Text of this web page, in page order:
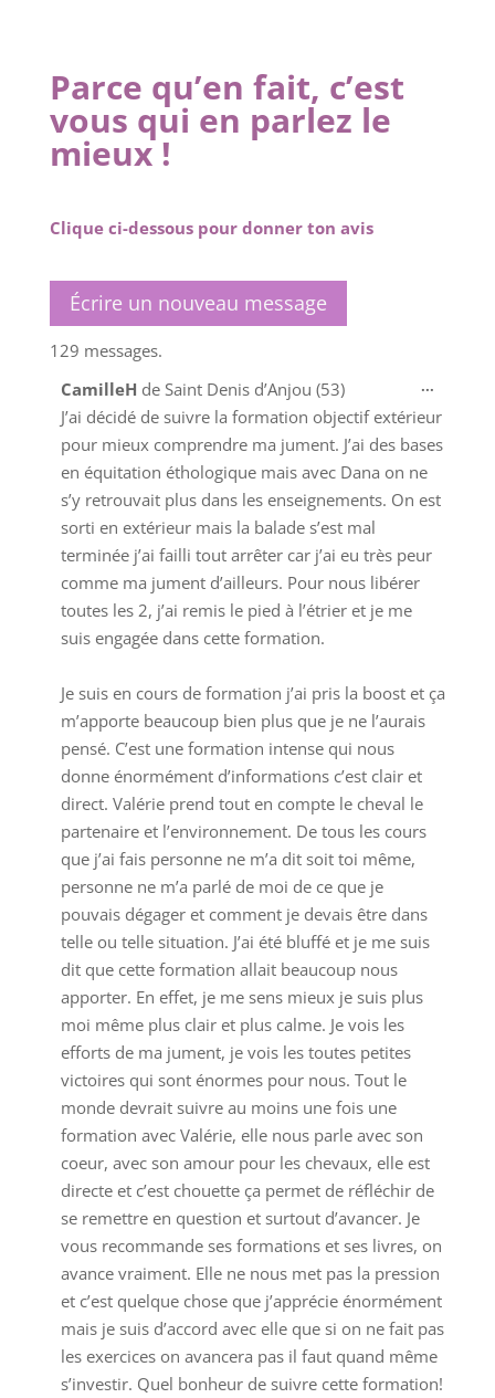
Parce qu’en fait, c’est
vous qui en parlez le
mieux !
Clique ci-dessous pour donner ton avis
129 messages.
CamilleH de Saint Denis d’Anjou (53)
J’ai décidé de suivre la formation objectif extérieur
pour mieux comprendre ma jument. J’ai des bases
en équitation éthologique mais avec Dana on ne
s’y retrouvait plus dans les enseignements. On est
sorti en extérieur mais la balade s’est mal
terminée j’ai failli tout arrêter car j’ai eu très peur
comme ma jument d’ailleurs. Pour nous libérer
toutes les 2, j’ai remis le pied à l’étrier et je me
suis engagée dans cette formation.
Je suis en cours de formation j’ai pris la boost et ça
m’apporte beaucoup bien plus que je ne l’aurais
pensé. C’est une formation intense qui nous
donne énormément d’informations c’est clair et
direct. Valérie prend tout en compte le cheval le
partenaire et l’environnement. De tous les cours
que j’ai fais personne ne m’a dit soit toi même,
personne ne m’a parlé de moi de ce que je
pouvais dégager et comment je devais être dans
telle ou telle situation. J’ai été bluffé et je me suis
dit que cette formation allait beaucoup nous
apporter. En effet, je me sens mieux je suis plus
moi même plus clair et plus calme. Je vois les
efforts de ma jument, je vois les toutes petites
victoires qui sont énormes pour nous. Tout le
monde devrait suivre au moins une fois une
formation avec Valérie, elle nous parle avec son
coeur, avec son amour pour les chevaux, elle est
directe et c’est chouette ça permet de réfléchir de
se remettre en question et surtout d’avancer. Je
vous recommande ses formations et ses livres, on
avance vraiment. Elle ne nous met pas la pression
et c’est quelque chose que j’apprécie énormément
mais je suis d’accord avec elle que si on ne fait pas
les exercices on avancera pas il faut quand même
s’investir. Quel bonheur de suivre cette formation!
...
boîte
méta.